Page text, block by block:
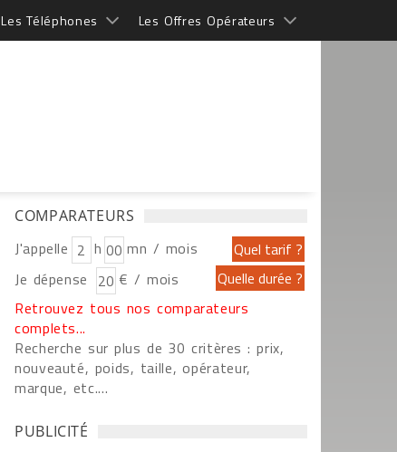
Les Téléphones Les Offres Opérateurs
COMPARATEURS
J'appelle h
mn / mois
Je dépense
€ / mois
Retrouvez tous nos comparateurs
complets...
Recherche sur plus de 30 critères : prix,
nouveauté, poids, taille, opérateur,
marque, etc....
PUBLICITÉ